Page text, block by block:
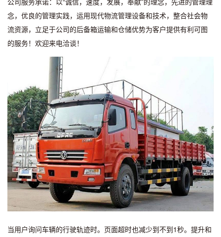
念，优良的管理实践，运用现代物流管理设备和技术，整合社会物
流资源，立足于公司的后备箱运输和仓储优势为客户提供有利可图
的服务！欢迎来电洽谈！
当用户询问车辆的行驶轨迹时。页面超时也减少到不到1秒。提升和